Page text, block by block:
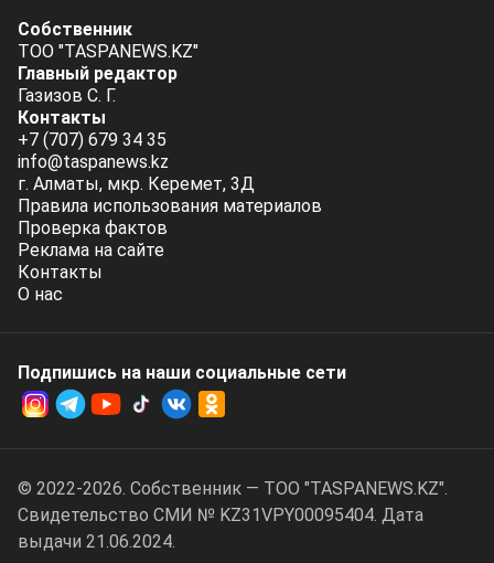
Собственник
ТОО "TASPANEWS.KZ"
Главный редактор
Газизов С. Г.
Контакты
+7 (707) 679 34 35
info@taspanews.kz
г. Алматы, мкр. Керемет, 3Д
Правила использования материалов
Проверка фактов
Реклама на сайте
Контакты
О нас
Подпишись на наши социальные cети
© 2022-2026. Собственник — ТОО "TASPANEWS.KZ".
Cвидетельство СМИ № KZ31VPY00095404. Дата
выдачи 21.06.2024.